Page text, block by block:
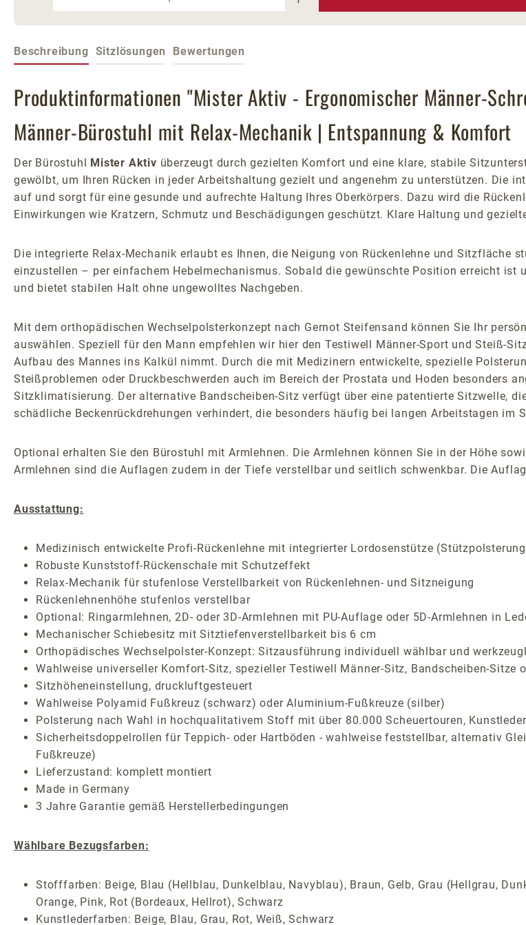
Beschreibung Sitzlösungen Bewertungen
Produktinformationen "Mister Aktiv - Ergonomischer Männer-
Männer-Bürostuhl mit Relax-Mechanik | Entspannung & Komfort
Der Bürostuhl Mister Aktiv überzeugt durch gezielten Komfort und eine klare, stabile
gewölbt, um Ihren Rücken in jeder Arbeitshaltung gezielt und angenehm zu unterstützen. Die
auf und sorgt für eine gesunde und aufrechte Haltung Ihres Oberkörpers. Dazu wird die
Einwirkungen wie Kratzern, Schmutz und Beschädigungen geschützt. Klare Haltung und
Die integrierte Relax-Mechanik erlaubt es Ihnen, die Neigung von Rückenlehne und Sitzfläche
einzustellen – per einfachem Hebelmechanismus. Sobald die gewünschte Position erreicht
und bietet stabilen Halt ohne ungewolltes Nachgeben.
Mit dem orthopädischen Wechselpolsterkonzept nach Gernot Steifensand können Sie Ihr
auswählen. Speziell für den Mann empfehlen wir hier den Testiwell Männer-Sport und Steiß-
Aufbau des Mannes ins Kalkül nimmt. Durch die mit Medizinern entwickelte, spezielle
Steißproblemen oder Druckbeschwerden auch im Bereich der Prostata und Hoden besonders
Sitzklimatisierung. Der alternative Bandscheiben-Sitz verfügt über eine patentierte Sitzwelle,
schädliche Beckenrückdrehungen verhindert, die besonders häufig bei langen Arbeitstagen im
Optional erhalten Sie den Bürostuhl mit Armlehnen. Die Armlehnen können Sie in der Höhe
Armlehnen sind die Auflagen zudem in der Tiefe verstellbar und seitlich schwenkbar. Die
Ausstattung:
Medizinisch entwickelte Profi-Rückenlehne mit integrierter Lordosenstütze
Robuste Kunststoff-Rückenschale mit Schutzeffekt
Relax-Mechanik für stufenlose Verstellbarkeit von Rückenlehnen- und Sitzneigung
Rückenlehnenhöhe stufenlos verstellbar
Optional: Ringarmlehnen, 2D- oder 3D-Armlehnen mit PU-Auflage oder 5D-Armlehnen in
Mechanischer Schiebesitz mit Sitztiefenverstellbarkeit bis 6 cm
Orthopädisches Wechselpolster-Konzept: Sitzausführung individuell wählbar und
Wahlweise universeller Komfort-Sitz, spezieller Testiwell Männer-Sitz, Bandscheiben-Sitze
Sitzhöheneinstellung, druckluftgesteuert
Wahlweise Polyamid Fußkreuz (schwarz) oder Aluminium-Fußkreuze (silber)
Polsterung nach Wahl in hochqualitativem Stoff mit über 80.000 Scheuertouren,
Sicherheitsdoppelrollen für Teppich- oder Hartböden - wahlweise feststellbar, alternativ
Fußkreuze)
Lieferzustand: komplett montiert
Made in Germany
3 Jahre Garantie gemäß Herstellerbedingungen
Wählbare Bezugsfarben:
Stofffarben: Beige, Blau (Hellblau, Dunkelblau, Navyblau), Braun, Gelb, Grau (Hellgrau,
Orange, Pink, Rot (Bordeaux, Hellrot), Schwarz
Kunstlederfarben: Beige, Blau, Grau, Rot, Weiß, Schwarz